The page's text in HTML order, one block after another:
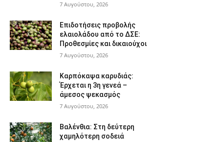
7 Αυγούστου, 2026
Επιδοτήσεις προβολής
ελαιολάδου από το ΔΣΕ:
Προθεσμίες και δικαιούχοι
7 Αυγούστου, 2026
Καρπόκαψα καρυδιάς:
Έρχεται η 3η γενεά –
άμεσος ψεκασμός
7 Αυγούστου, 2026
Βαλένθια: Στη δεύτερη
χαμηλότερη σοδειά